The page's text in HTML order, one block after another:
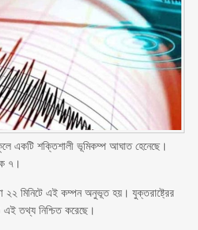
একটি শক্তিশালী ভূমিকম্প আঘাত হেনেছে।
৭।
২২ মিনিটে এই কম্পন অনুভূত হয়। যুক্তরাষ্ট্রের
তথ্য নিশ্চিত করেছে।